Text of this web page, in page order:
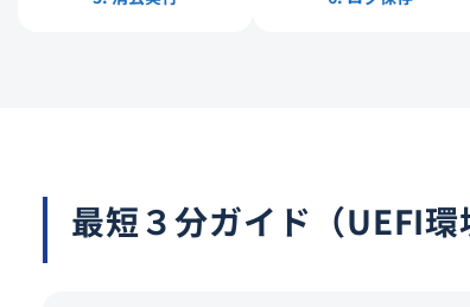
最短３分ガイド（UEFI環